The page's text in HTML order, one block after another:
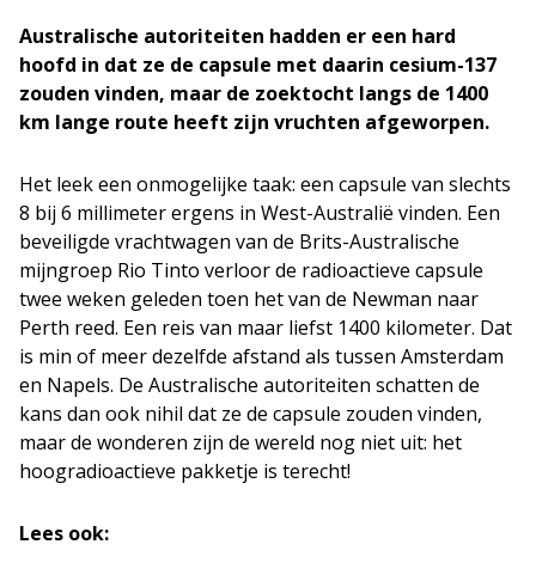
Australische autoriteiten hadden er een hard
hoofd in dat ze de capsule met daarin cesium-137
zouden vinden, maar de zoektocht langs de 1400
km lange route heeft zijn vruchten afgeworpen.
Het leek een onmogelijke taak: een capsule van slechts
8 bij 6 millimeter ergens in West-Australië vinden. Een
beveiligde vrachtwagen van de Brits-Australische
mijngroep Rio Tinto verloor de radioactieve capsule
twee weken geleden toen het van de Newman naar
Perth reed. Een reis van maar liefst 1400 kilometer. Dat
is min of meer dezelfde afstand als tussen Amsterdam
en Napels. De Australische autoriteiten schatten de
kans dan ook nihil dat ze de capsule zouden vinden,
maar de wonderen zijn de wereld nog niet uit: het
hoogradioactieve pakketje is terecht!
Lees ook: